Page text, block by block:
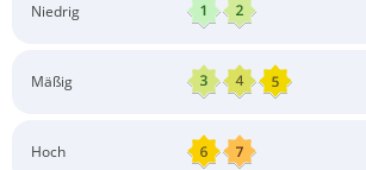
Niedrig
Mäßig
Langärmlige Bekleidung
Hoch